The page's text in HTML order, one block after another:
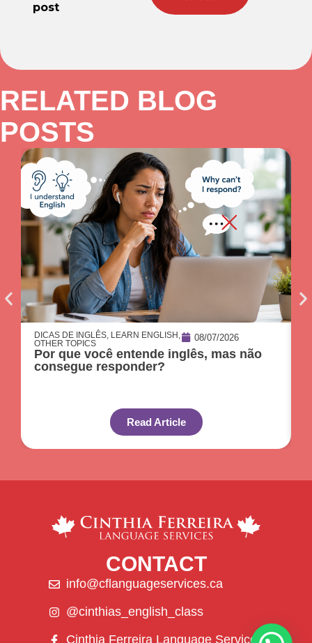
post
RELATED BLOG
POSTS
DICAS DE INGLÊS LEARN ENGLISH
OTHER TOPICS
08/07/2026
Por que você entende inglês, mas não
consegue responder?
Read Article
CONTACT
info@cflanguageservices.ca
@cinthias_english_class
Cinthia Ferreira Language Services